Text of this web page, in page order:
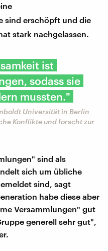
sind erschöpft und die
stark nachgelassen.
ist
sodass sie
mussten."
Universität in Berlin
Konflikte und forscht zur
sind als
sich um übliche
sind, sagt
habe diese aber
Versammlungen" gut
generell sehr gut",